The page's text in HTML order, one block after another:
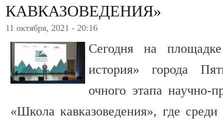
КАВКАЗОВЕДЕНИЯ»
11 октября, 2021 - 20:16
Сегодня на
история» города
очного этапа научно-
«Школа кавказоведения», где среди